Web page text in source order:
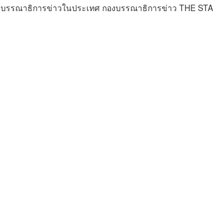
บรรณาธิการข่าวในประเทศ กองบรรณาธิการข่าว THE